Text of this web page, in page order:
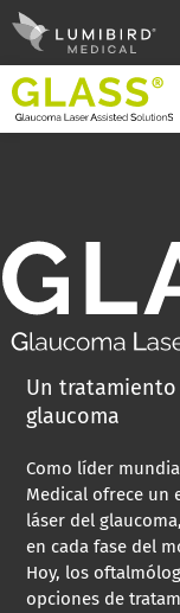
Un
glaucoma
Como líder
Medical ofrece un
láser del
en cada fase del
Hoy, los
opciones de